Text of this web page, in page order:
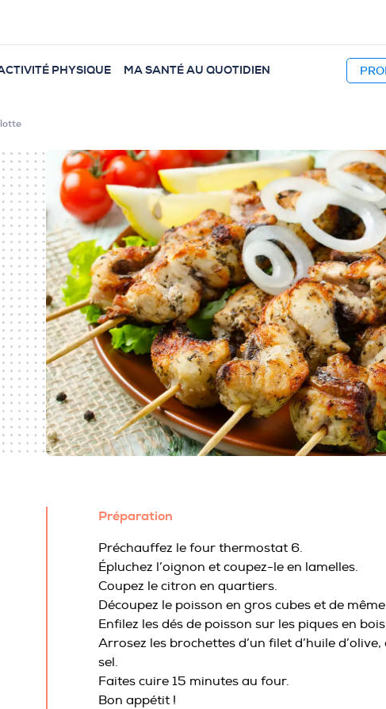
PHYSIQUE MA SANTÉ AU QUOTIDIEN
Préparation
Préchauffez le four thermostat 6.
Épluchez l’oignon et coupez-le en lamelles.
Coupez le citron en quartiers.
Découpez le poisson en gros cubes et de
Enfilez les dés de poisson sur les piques en
Arrosez les brochettes d’un filet d’huile
sel.
Faites cuire 15 minutes au four.
Bon appétit !